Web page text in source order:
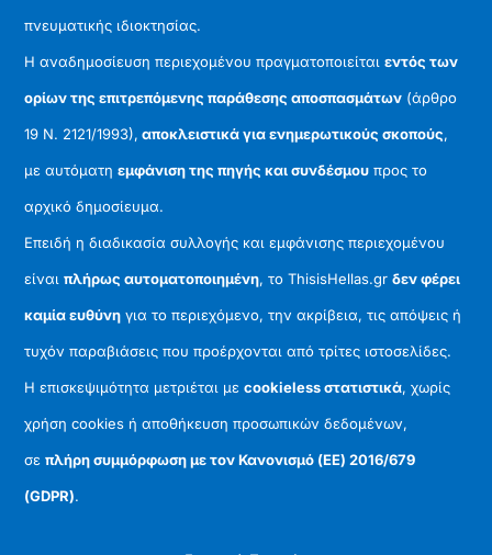
πνευματικής ιδιοκτησίας.
Η αναδημοσίευση περιεχομένου πραγματοποιείταιεντός των
ορίων της επιτρεπόμενης παράθεσης αποσπασμάτων (άρθρο
19 Ν. 2121/1993), αποκλειστικά για ενημερωτικούς σκοπούς,
με αυτόματηεμφάνιση της πηγής και συνδέσμου προς το
αρχικό δημοσίευμα.
Επειδή η διαδικασία συλλογής και εμφάνισης περιεχομένου
είναιπλήρως αυτοματοποιημένη, το ThisisHellas.grδεν φέρει
καμία ευθύνη για το περιεχόμενο, την ακρίβεια, τις απόψεις ή
τυχόν παραβιάσεις που προέρχονται από τρίτες ιστοσελίδες.
Η επισκεψιμότητα μετριέται μεcookieless στατιστικά, χωρίς
χρήση cookies ή αποθήκευση προσωπικών δεδομένων,
σεπλήρη συμμόρφωση με τον Κανονισμό (ΕΕ) 2016/679
(GDPR).